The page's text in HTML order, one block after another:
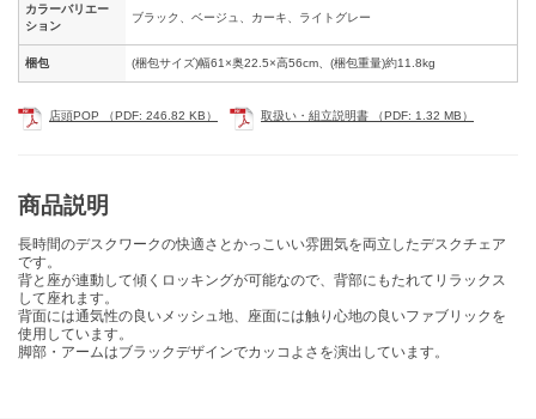
カラーバリエー
ション
ブラック、ベージュ、カーキ、ライトグレー
梱包 (梱包サイズ)幅61×奥22.5×高56cm、(梱包重量)約11.8kg
店頭POP （PDF: 246.82 KB） 取扱い・組立説明書 （PDF: 1.32 MB）
商品説明
長時間のデスクワークの快適さとかっこいい雰囲気を両立したデスクチェア
です。
背と座が連動して傾くロッキングが可能なので、背部にもたれてリラックス
して座れます。
背面には通気性の良いメッシュ地、座面には触り心地の良いファブリックを
使用しています。
脚部・アームはブラックデザインでカッコよさを演出しています。